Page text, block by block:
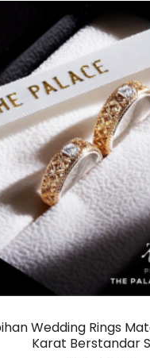
Wedding Rings
Karat Berstandar